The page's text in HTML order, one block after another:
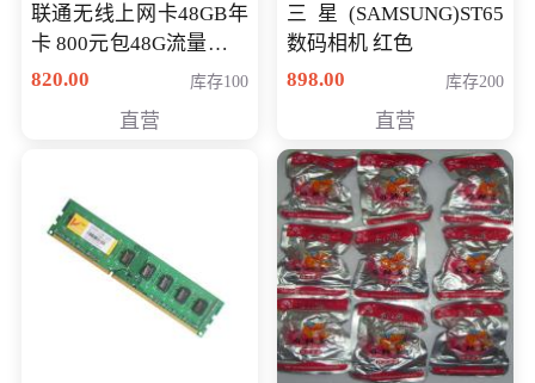
联通无线上网卡48GB年
卡 800元包48G流量，其
中全国流量12G，省内
820.00 库存100
直营
三星(SAMSUNG)ST65
数码相机 红色
898.00
库存200
直营